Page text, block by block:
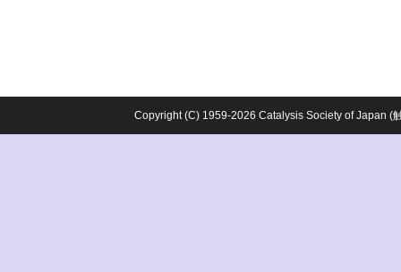
Copyright (C) 1959-2026 Catalysis Society of Japan (